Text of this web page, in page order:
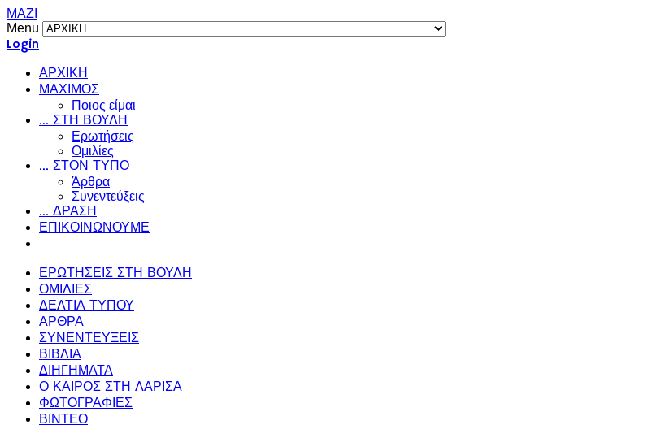
ΜΑΖΙ
Menu
Login
ΑΡΧΙΚΗ
ΜΑΧΙΜΟΣ
Ποιος είμαι
... ΣΤΗ ΒΟΥΛΗ
Ερωτήσεις
Ομιλίες
... ΣΤΟΝ ΤΥΠΟ
Άρθρα
Συνεντεύξεις
... ΔΡΑΣΗ
ΕΠΙΚΟΙΝΩΝΟΥΜΕ
ΕΡΩΤΗΣΕΙΣ ΣΤΗ ΒΟΥΛΗ
ΟΜΙΛΙΕΣ
ΔΕΛΤΙΑ ΤΥΠΟΥ
ΑΡΘΡΑ
ΣΥΝΕΝΤΕΥΞΕΙΣ
ΒΙΒΛΙΑ
ΔΙΗΓΗΜΑΤΑ
Ο ΚΑΙΡΟΣ ΣΤΗ ΛΑΡΙΣΑ
ΦΩΤΟΓΡΑΦΙΕΣ
ΒΙΝΤΕΟ